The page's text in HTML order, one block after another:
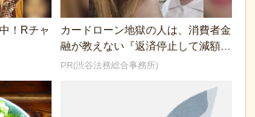
！Rチャ
カードローン地獄の人は、消費者金
融が教えない『返済停止して減額・
免除する方法』で...
PR(渋谷法務総合事務所)